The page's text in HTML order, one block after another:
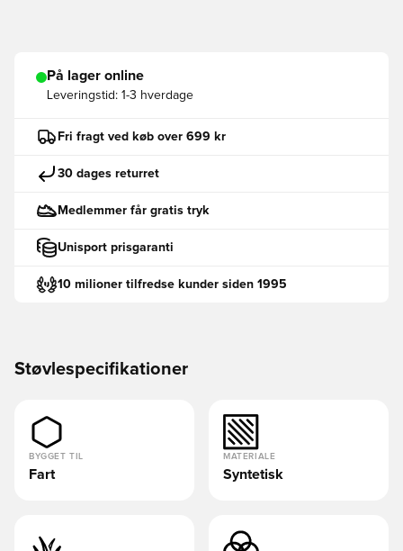
På lager online
Leveringstid: 1-3 hverdage
Fri fragt ved køb over 699 kr
30 dages returret
Medlemmer får gratis tryk
Unisport prisgaranti
10 milioner tilfredse kunder siden 1995
Støvlespecifikationer
BYGGET TIL
Fart
MATERIALE
Syntetisk